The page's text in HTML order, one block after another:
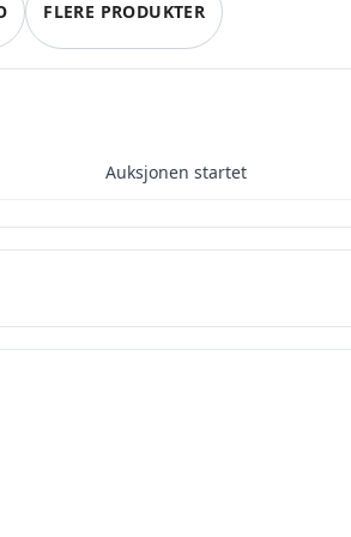
FLERE PRODUKTER
Auksjonen startet
Registrer konto
og legg ut dine første auksjoner i dag. Ingen
provisjon. Bare ekte kjøpere.
Lukk vinduet